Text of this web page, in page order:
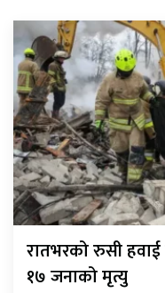
रातभरको रुसी हवाई
१७ जनाको मृत्यु